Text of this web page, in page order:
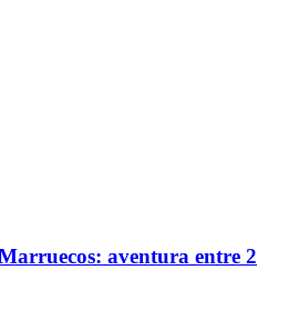
aventura entre 2